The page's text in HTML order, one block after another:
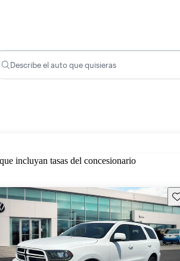
Describe el auto que quisieras
incluyan tasas del concesionario
Aviso